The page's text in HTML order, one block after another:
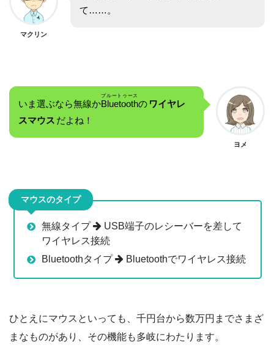
マクリン
て……。
いま選ぶなら無線かBluetooth
ブルートゥース
の ワイヤレ
スマウス だよね！
ヨメ
マウスのタイプ
無線タイプ
USB端子のレシーバーを差して
ワイヤレス接続
Bluetoothタイプ
Bluetoothでワイヤレス接続
ひとえにマウスといっても、千円台から数万円までさまざ
まなものがあり、その機能も多岐にわたります。